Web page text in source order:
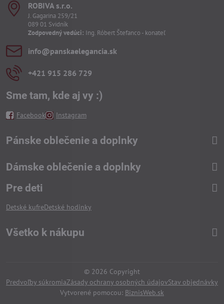
ROBIVA s​.r​.o​.
J. Gagarina 259/21
089 01 Svidník
Zodpovedný vedúci: Ing. Róbert Štefanco - konateľ
info​@panskaelegancia​.sk
+421 915 286 729
Sme tam, kde aj vy :)
Facebook Instagram
Pánske oblečenie a doplnky
Dámske oblečenie a doplnky
Pre deti
Detské kufreDetské hodinky
Všetko k nákupu
© 2026 Copyright
Predvoľby súkromiaZásady ochrany osobných údajovStav objednávky
Vytvorené pomocou: BiznisWeb.sk